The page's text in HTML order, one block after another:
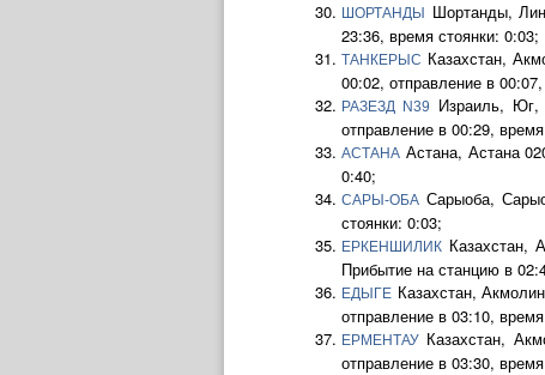
ШОРТАНДЫ
Шортанды,
23:36, время стоянки: 0:03;
ТАНКЕРЫС Казахстан,
00:02, отправление в
РАЗЕЗД N39
Израиль,
отправление в 00:29,
АСТАНА Астана, Астана
0:40;
САРЫ-ОБА Сарыоба,
стоянки: 0:03;
ЕРКЕНШИЛИК Казахстан,
Прибытие на станцию в
ЕДЫГЕ Казахстан,
отправление в 03:10,
ЕРМЕНТАУ Казахстан,
отправление в 03:30,